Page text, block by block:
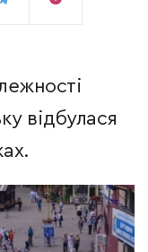
відбулася